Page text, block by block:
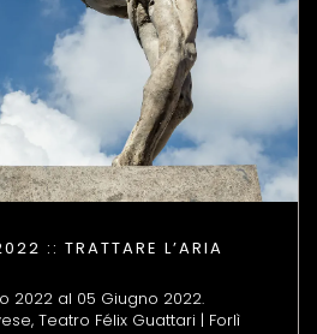
:: TRATTARE L’ARIA
2022 al 05 Giugno 2022.
Teatro Félix Guattari | Forlì